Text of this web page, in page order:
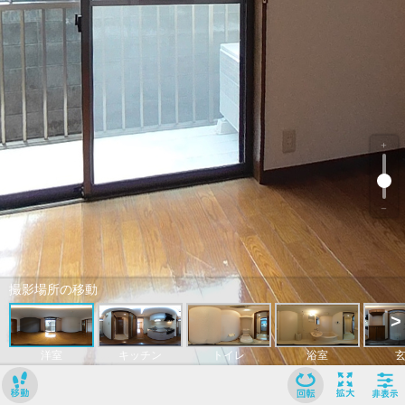
撮影場所の移動
洋室 キッチン トイレ 浴室
>
﹢
﹣